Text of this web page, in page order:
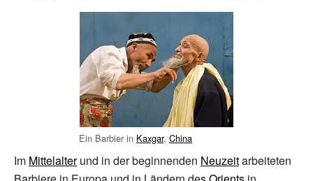
Ein Barbier in Kaxgar, China
Im Mittelalterund in der beginnenden Neuzeitarbeiteten